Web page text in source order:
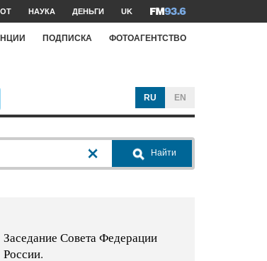
НАУКА ДЕНЬГИ UK
ПОДПИСКА ФОТОАГЕНТСТВО
RU EN
Найти
Заседание Совета Федерации
России.